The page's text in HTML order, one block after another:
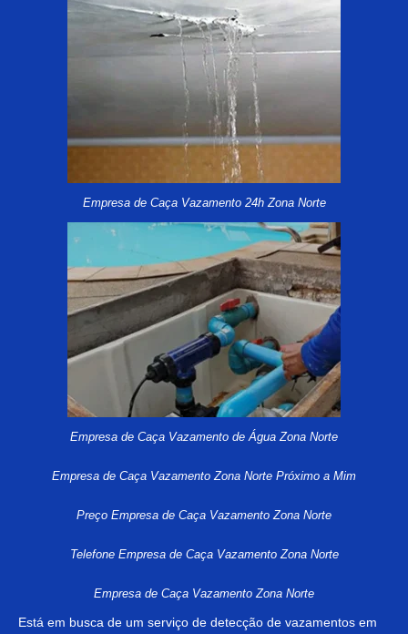
Empresa de Caça Vazamento 24h Zona Norte
Empresa de Caça Vazamento de Água Zona Norte
Empresa de Caça Vazamento Zona Norte Próximo a Mim
Preço Empresa de Caça Vazamento Zona Norte
Telefone Empresa de Caça Vazamento Zona Norte
Empresa de Caça Vazamento Zona Norte
Está em busca de um serviço de detecção de vazamentos em